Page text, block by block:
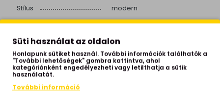
Stílus
modern
Beépített LED
igen
Színhőmérséklet
3000 Kelvin
Színvisszaadás
>80
Fényerő
1700 lumen
Élettartam
Süti használat az oldalon
Honlapunk sütiket használ. További információk találhatók a
"További lehetőségek" gombra kattintva, ahol
kategóriánként engedélyezheti vagy letilthatja a sütik
használatát.
További információ